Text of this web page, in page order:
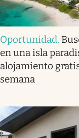
Oportunidad.
en una isla
alojamiento
semana